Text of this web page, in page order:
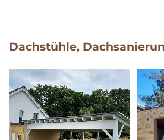
Dachstühle,